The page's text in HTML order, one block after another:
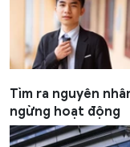
Tìm ra nguyên
ngừng hoạt động